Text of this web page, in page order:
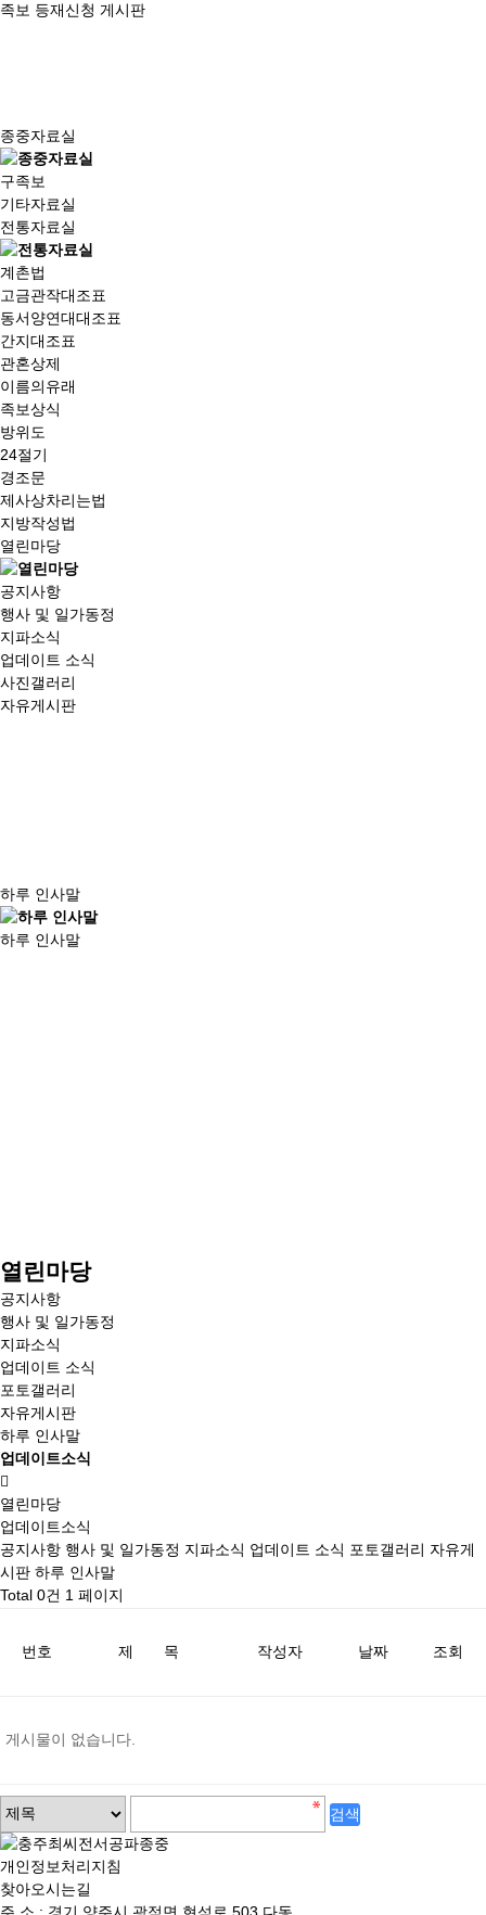
족보 등재신청 게시판
종중자료실
구족보
기타자료실
전통자료실
계촌법
고금관작대조표
동서양연대대조표
간지대조표
관혼상제
이름의유래
족보상식
방위도
24절기
경조문
제사상차리는법
지방작성법
열린마당
공지사항
행사 및 일가동정
지파소식
업데이트 소식
사진갤러리
자유게시판
하루 인사말
하루 인사말
체
메
뉴
보
기
문
열린마당
공지사항
행사 및 일가동정
지파소식
업데이트 소식
포토갤러리
자유게시판
하루 인사말
업데이트소식
열린마당
업데이트소식
공지사항 행사 및 일가동정 지파소식 업데이트 소식 포토갤러리 자유게
시판 하루 인사말
Total 0건 1 페이지
번호 제 목 작성자 날짜 조회
게시물이 없습니다.
검
색
대
상
색
어
개인정보처리지침
찾아오시는길